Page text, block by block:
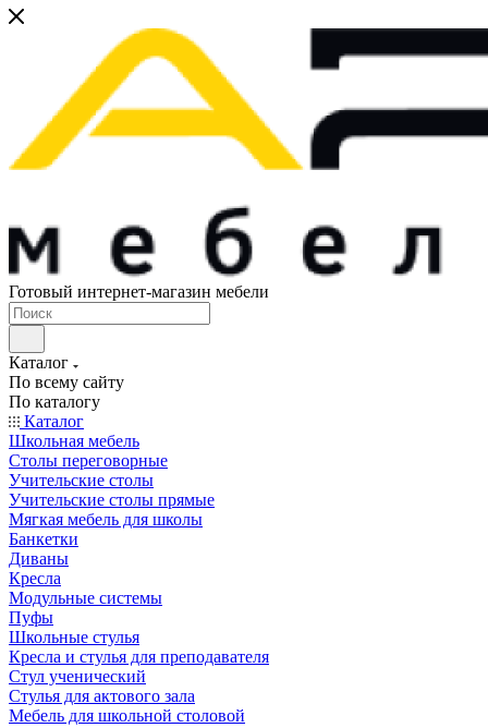
Готовый интернет-магазин мебели
Каталог
По всему сайту
По каталогу
Каталог
Школьная мебель
Столы переговорные
Учительские столы
Учительские столы прямые
Мягкая мебель для школы
Банкетки
Диваны
Кресла
Модульные системы
Пуфы
Школьные стулья
Кресла и стулья для преподавателя
Стул ученический
Стулья для актового зала
Мебель для школьной столовой